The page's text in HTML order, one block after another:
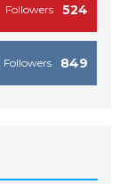
524
Followers
849
Followers